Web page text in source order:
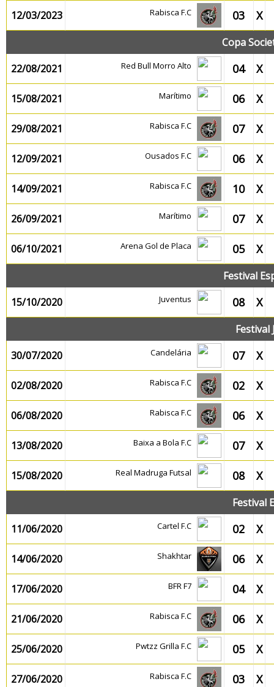
12/03/2023 Rabisca F.C 03 X
Copa
22/08/2021
Red Bull Morro Alto 04 X
15/08/2021 Marítimo 06 X
29/08/2021 Rabisca F.C 07 X
12/09/2021 Ousados F.C 06 X
14/09/2021 Rabisca F.C 10 X
26/09/2021 Marítimo 07 X
06/10/2021 Arena Gol de Placa 05 X
Festival
15/10/2020
Juventus 08 X
Festival
30/07/2020
Candelária 07 X
02/08/2020 Rabisca F.C 02 X
06/08/2020 Rabisca F.C 06 X
13/08/2020 Baixa a Bola F.C 07 X
15/08/2020 Real Madruga Futsal 08 X
Festival
11/06/2020
Cartel F.C 02 X
14/06/2020 Shakhtar 06 X
17/06/2020 BFR F7 04 X
21/06/2020 Rabisca F.C 06 X
25/06/2020 Pwtzz Grilla F.C 05 X
27/06/2020 Rabisca F.C 03 X